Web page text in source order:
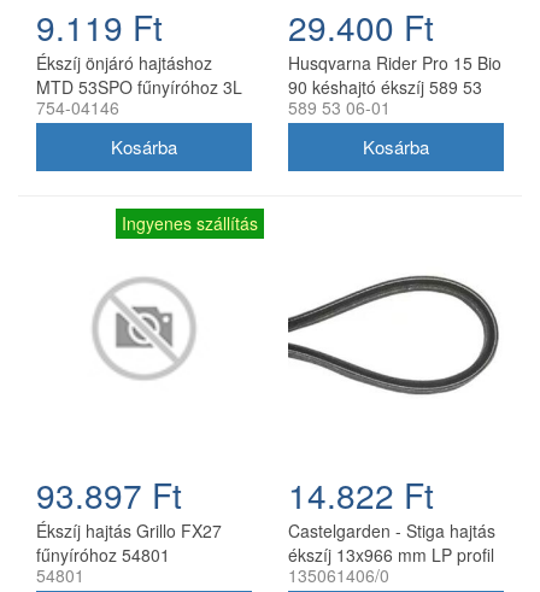
9.119 Ft
Ékszíj önjáró hajtáshoz
MTD 53SPO fűnyíróhoz 3L
profil 754-04146
754-04146
29.400 Ft
Husqvarna Rider Pro 15 Bio
90 késhajtó ékszíj 589 53
06-01
589 53 06-01
Ingyenes szállítás
93.897 Ft
Ékszíj hajtás Grillo FX27
fűnyíróhoz 54801
54801
14.822 Ft
Castelgarden - Stiga hajtás
ékszíj 13x966 mm LP profil
135061406/0
135061406/0